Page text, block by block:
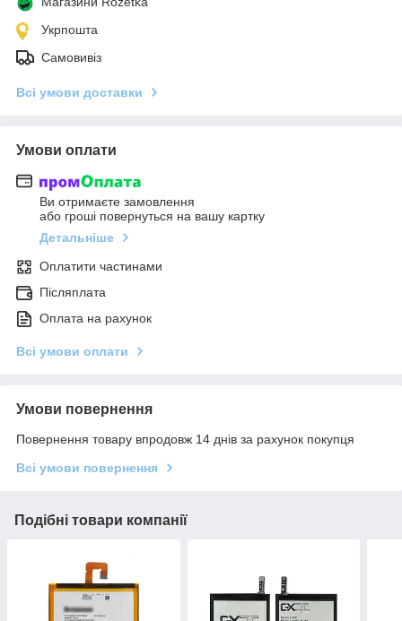
Укрпошта
Самовивіз
Всі умови доставки
Умови оплати
Ви отримаєте замовлення
або гроші повернуться на вашу картку
Детальніше
Оплатити частинами
Післяплата
Оплата на рахунок
Всі умови оплати
Умови повернення
Повернення товару впродовж 14 днів за рахунок покупця
Всі умови повернення
Подібні товари компанії